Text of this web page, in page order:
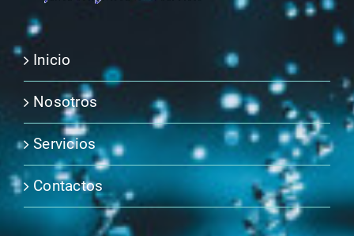
Inicio
Nosotros
Servicios
Contactos